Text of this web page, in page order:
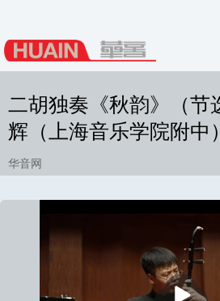
二胡独奏《秋韵》（节
辉（上海音乐学院附中）
华音网
播
放